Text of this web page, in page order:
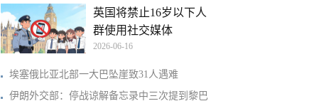
英国将禁止16岁以下人
群使用社交媒体
2026-06-16
埃塞俄比亚北部一大巴坠崖致31人遇难
伊朗外交部：停战谅解备忘录中三次提到黎巴